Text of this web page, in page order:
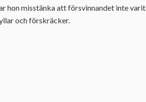
hon misstänka att försvinnandet inte varit
och förskräcker.